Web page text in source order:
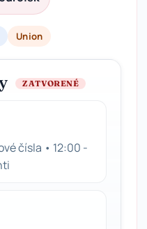
Union
ZATVORENÉ
čísla • 12:00 -